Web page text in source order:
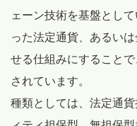
ェーン技術を基盤とし
った法定通貨、あるい
せる仕組みにすること
されています。
種類としては、法定通